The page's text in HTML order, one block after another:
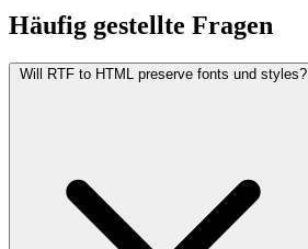
Häufig gestellte Fragen
Will RTF to HTML preserve fonts und styles?